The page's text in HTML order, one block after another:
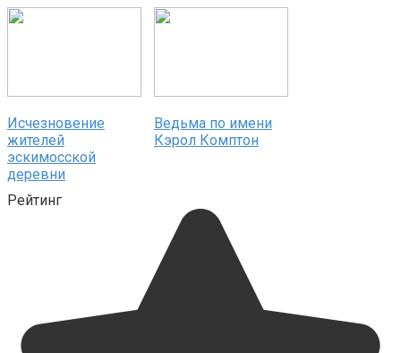
Исчезновение
жителей
эскимосской
деревни
Ведьма по имени
Кэрол Комптон
Рейтинг